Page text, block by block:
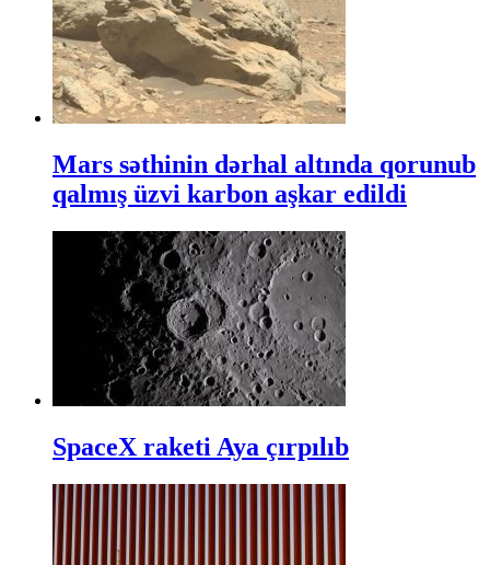
Mars səthinin dərhal altında qorunub
qalmış üzvi karbon aşkar edildi
SpaceX raketi Aya çırpılıb